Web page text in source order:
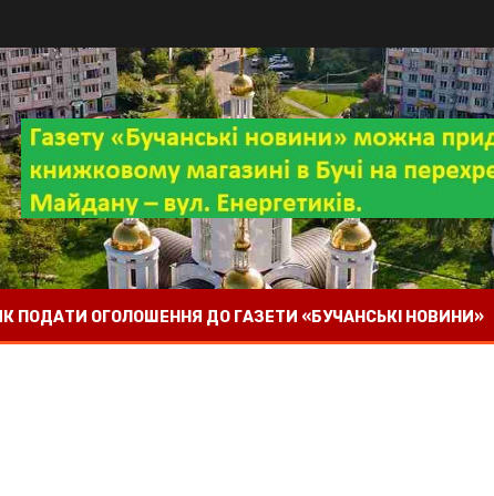
ПОДАТИ ОГОЛОШЕННЯ ДО ГАЗЕТИ «БУЧАНСЬКІ НОВИНИ»